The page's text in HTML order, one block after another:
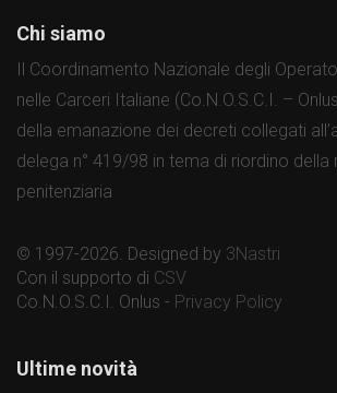
Chi siamo
Il Coordinamento Nazionale degli
nelle Carceri Italiane (Co.N.O.S.C.I. –
della emanazione dei decreti collegati
delega n° 419/98 in tema di riordino della
penitenziaria
© 1997-2026. Designed by 3Nastri
Con il supporto di CSV
Co.N.O.S.C.I. Onlus - Privacy Policy
Ultime novità